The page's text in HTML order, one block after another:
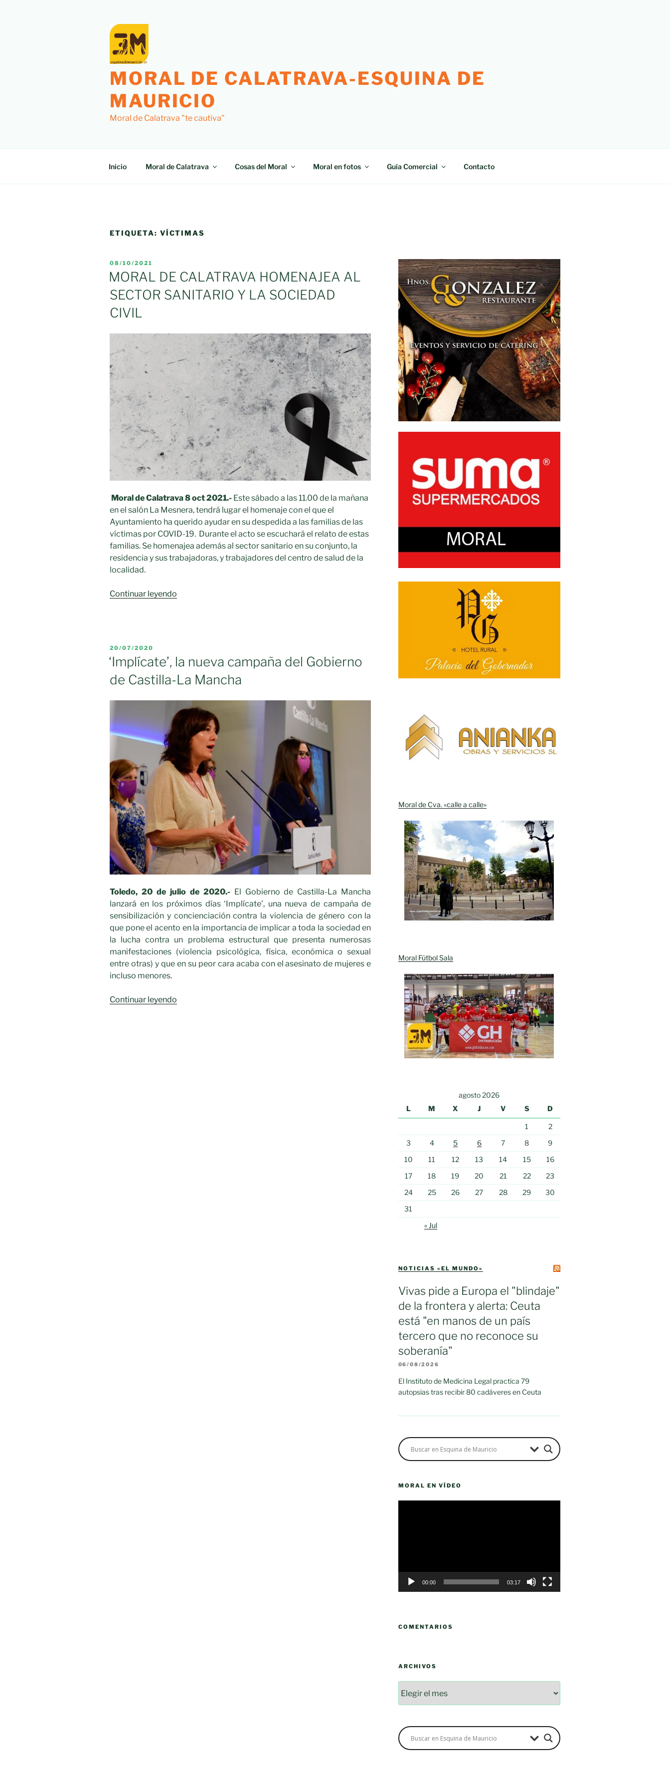
MORAL DE CALATRAVA-ESQUINA DE
MAURICIO
Moral de Calatrava "te cautiva"
Inicio Moral de Calatrava Cosas del Moral Moral en fotos Guía Comercial Contacto
ETIQUETA: VÍCTIMAS
PUBLICADO
EL
08/10/2021
MORAL DE CALATRAVA HOMENAJEA AL
SECTOR SANITARIO Y LA SOCIEDAD
CIVIL
Moral de Calatrava 8 oct 2021.- Este sábado a las 11.00 de la mañana
en el salón La Mesnera, tendrá lugar el homenaje con el que el
Ayuntamiento ha querido ayudar en su despedida a las familias de las
víctimas por COVID-19. Durante el acto se escuchará el relato de estas
familias. Se homenajea además al sector sanitario en su conjunto, la
residencia y sus trabajadoras, y trabajadores del centro de salud de la
localidad.
Continuar leyendo
SANITARIO
Y
SOCIEDAD
CIVIL»
PUBLICADO
EL
20/07/2020
‘Implícate’, la nueva campaña del Gobierno
de Castilla-La Mancha
Toledo, 20 de julio de 2020.-El Gobierno de Castilla-La Mancha
lanzará en los próximos días ‘Implícate’, una nueva de campaña de
sensibilización y concienciación contra la violencia de género con la
que pone el acento en la importancia de implicar a toda la sociedad en
la lucha contra un problema estructural que presenta numerosas
manifestaciones (violencia psicológica, física, económica o sexual
entre otras) y que en su peor cara acaba con el asesinato de mujeres e
incluso menores.
Continuar leyendo
Moral de Cva. «calle a calle»
Moral Fútbol Sala
agosto 2026
L
M X J V S D
1
2
3
4 5 6 7 8
9
10
11 12 13 14 15
16
17
18 19 20 21 22
23
24
25 26 27 28 29
30
31
« Jul
NOTICIAS «EL MUNDO»
Vivas pide a Europa el "blindaje"
de la frontera y alerta: Ceuta
está "en manos de un país
tercero que no reconoce su
soberanía"
06/08/2026
El Instituto de Medicina Legal practica 79
autopsias tras recibir 80 cadáveres en Ceuta
MORAL EN VÍDEO
00:00 03:17
COMENTARIOS
ARCHIVOS